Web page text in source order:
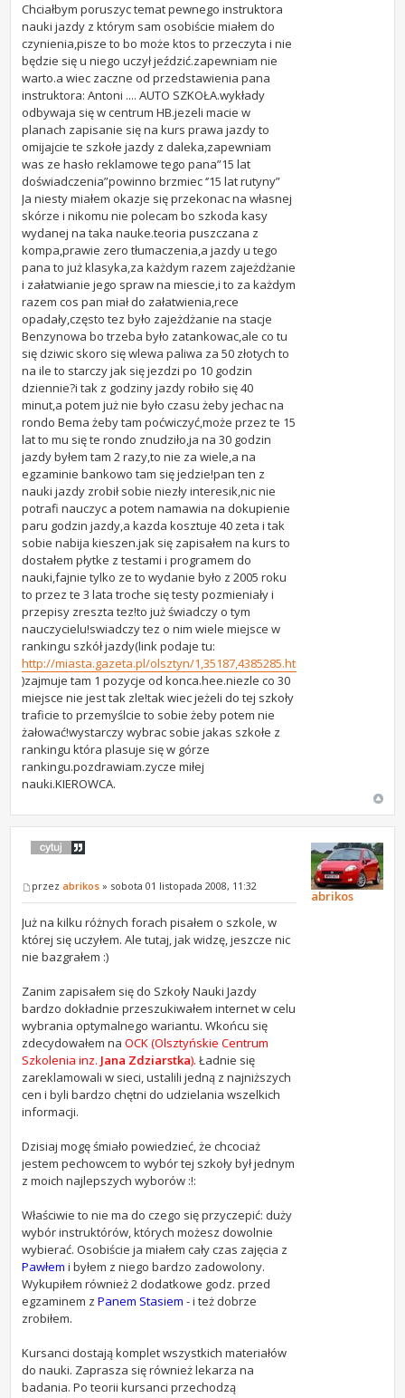
Chciałbym poruszyc temat pewnego instruktora
nauki jazdy z którym sam osobiście miałem do
czynienia,pisze to bo może ktos to przeczyta i nie
będzie się u niego uczył jeździć.zapewniam nie
warto.a wiec zaczne od przedstawienia pana
instruktora: Antoni .... AUTO SZKOŁA.wykłady
odbywaja się w centrum HB.jezeli macie w
planach zapisanie się na kurs prawa jazdy to
omijajcie te szkołe jazdy z daleka,zapewniam
was ze hasło reklamowe tego pana”15 lat
doświadczenia”powinno brzmiec ‘’15 lat rutyny”
Ja niesty miałem okazje się przekonac na własnej
skórze i nikomu nie polecam bo szkoda kasy
wydanej na taka nauke.teoria puszczana z
kompa,prawie zero tłumaczenia,a jazdy u tego
pana to już klasyka,za każdym razem zajeżdżanie
i załatwianie jego spraw na miescie,i to za każdym
razem cos pan miał do załatwienia,rece
opadały,często tez było zajeżdżanie na stacje
Benzynowa bo trzeba było zatankowac,ale co tu
się dziwic skoro się wlewa paliwa za 50 złotych to
na ile to starczy jak się jezdzi po 10 godzin
dziennie?i tak z godziny jazdy robiło się 40
minut,a potem już nie było czasu żeby jechac na
rondo Bema żeby tam poćwiczyć,może przez te 15
lat to mu się te rondo znudziło,ja na 30 godzin
jazdy byłem tam 2 razy,to nie za wiele,a na
egzaminie bankowo tam się jedzie!pan ten z
nauki jazdy zrobił sobie niezły interesik,nic nie
potrafi nauczyc a potem namawia na dokupienie
paru godzin jazdy,a kazda kosztuje 40 zeta i tak
sobie nabija kieszen.jak się zapisałem na kurs to
dostałem płytke z testami i programem do
nauki,fajnie tylko ze to wydanie było z 2005 roku
to przez te 3 lata troche się testy pozmieniały i
przepisy zreszta tez!to już świadczy o tym
nauczycielu!swiadczy tez o nim wiele miejsce w
rankingu szkół jazdy(link podaje tu:
http://miasta.gazeta.pl/olsztyn/1,35187,4385285.html
)zajmuje tam 1 pozycje od konca.hee.niezle co 30
miejsce nie jest tak zle!tak wiec jeżeli do tej szkoły
traficie to przemyślcie to sobie żeby potem nie
żałować!wystarczy wybrac sobie jakas szkołe z
rankingu która plasuje się w górze
rankingu.pozdrawiam.zycze miłej
nauki.KIEROWCA.
przezabrikos » sobota 01 listopada 2008, 11:32
Już na kilku różnych forach pisałem o szkole, w
której się uczyłem. Ale tutaj, jak widzę, jeszcze nic
nie bazgrałem :)
Zanim zapisałem się do Szkoły Nauki Jazdy
bardzo dokładnie przeszukiwałem internet w celu
wybrania optymalnego wariantu. Wkońcu się
zdecydowałem naOCK (Olsztyńskie Centrum
Szkolenia inz. Jana Zdziarstka).Ładnie się
zareklamowali w sieci, ustalili jedną z najniższych
cen i byli bardzo chętni do udzielania wszelkich
informacji.
Dzisiaj mogę śmiało powiedzieć, że chcociaż
jestem pechowcem to wybór tej szkoły był jednym
z moich najlepszych wyborów :!:
Właściwie to nie ma do czego się przyczepić: duży
wybór instruktórów, których możesz dowolnie
wybierać. Osobiście ja miałem cały czas zajęcia z
Pawłem i byłem z niego bardzo zadowolony.
Wykupiłem również 2 dodatkowe godz. przed
egzaminem zPanem Stasiem- i też dobrze
zrobiłem.
Kursanci dostają komplet wszystkich materiałów
do nauki. Zaprasza się również lekarza na
badania. Po teorii kursanci przechodzą
abrikos